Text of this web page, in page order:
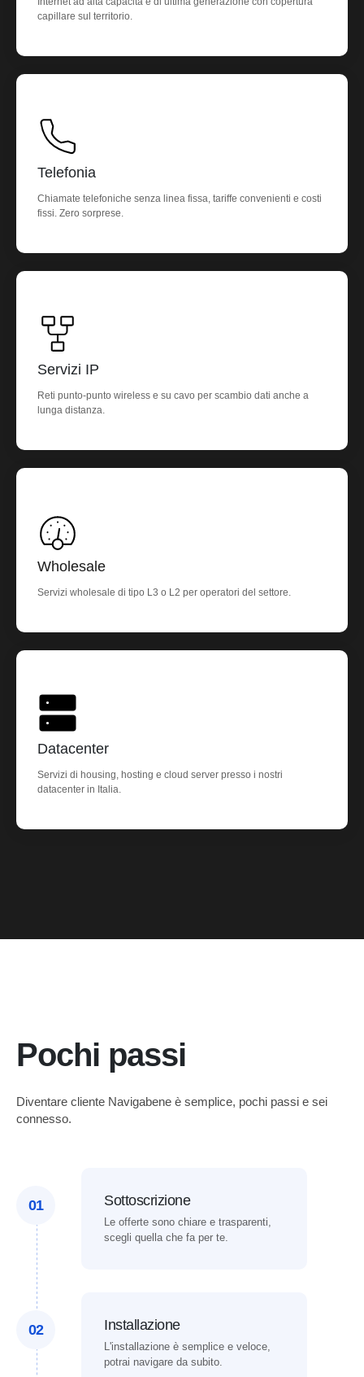
capillare sul territorio.
Telefonia
Chiamate telefoniche senza linea fissa, tariffe convenienti e costi
fissi. Zero sorprese.
Servizi IP
Reti punto-punto wireless e su cavo per scambio dati anche a
lunga distanza.
Wholesale
Servizi wholesale di tipo L3 o L2 per operatori del settore.
Datacenter
Servizi di housing, hosting e cloud server presso i nostri
datacenter in Italia.
Pochi passi
Diventare cliente Navigabene è semplice, pochi passi e sei
connesso.
01 Sottoscrizione
Le offerte sono chiare e trasparenti,
scegli quella che fa per te.
02 Installazione
L'installazione è semplice e veloce,
potrai navigare da subito.